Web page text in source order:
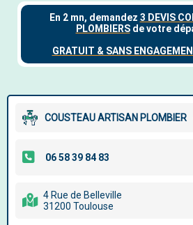
COUSTEAU ARTISAN PLOMBIER
4 Rue de Belleville
31200 Toulouse